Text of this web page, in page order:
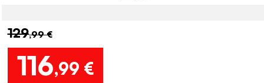
129,99 €
116,99 €